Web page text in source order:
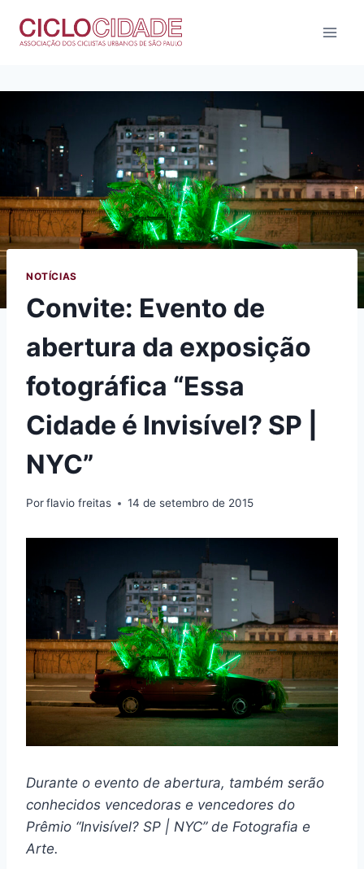
para
NOTÍCIAS
Convite: Evento de
abertura da exposição
fotográfica “Essa
Cidade é Invisível? SP |
NYC”
Porflavio freitas 14 de setembro de 2015
Durante o evento de abertura, também serão
conhecidos vencedoras e vencedores do
Prêmio “Invisível? SP | NYC” de Fotografia e
Arte.